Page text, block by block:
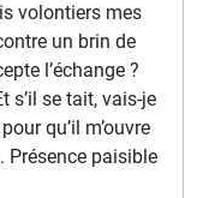
volontiers mes
un brin de
l’échange ?
s’il se tait, vais-je
qu’il m’ouvre
Présence paisible